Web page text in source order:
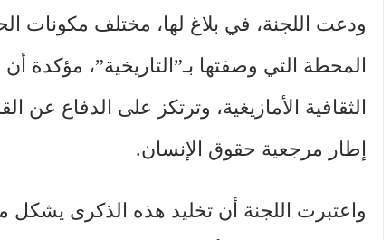
ودعت اللجنة، في بلاغ لها، مختلف مكونات
المحطة التي وصفتها بـ”التاريخية”، مؤكدة
الثقافية الأمازيغية، وترتكز على الدفاع عن
إطار مرجعية حقوق الإنسان.
واعتبرت اللجنة أن تخليد هذه الذكرى يشكل